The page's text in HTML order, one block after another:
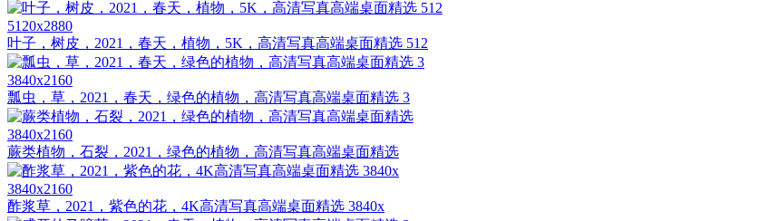
5120x2880
叶子，树皮，2021，春天，植物，5K，高清写真高端桌面精选 512
3840x2160
瓢虫，草，2021，春天，绿色的植物，高清写真高端桌面精选 3
3840x2160
蕨类植物，石裂，2021，绿色的植物，高清写真高端桌面精选
3840x2160
酢浆草，2021，紫色的花，4K高清写真高端桌面精选 3840x